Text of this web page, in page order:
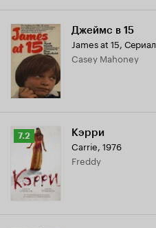
Джеймс в 15
James at 15,
Casey Mahoney
Рейтинг
Кинопоиска
7.2 Кэрри
Carrie, 1976
Freddy